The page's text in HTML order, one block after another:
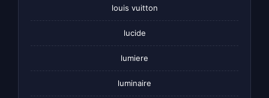
louis vuitton
lucide
lumiere
luminaire